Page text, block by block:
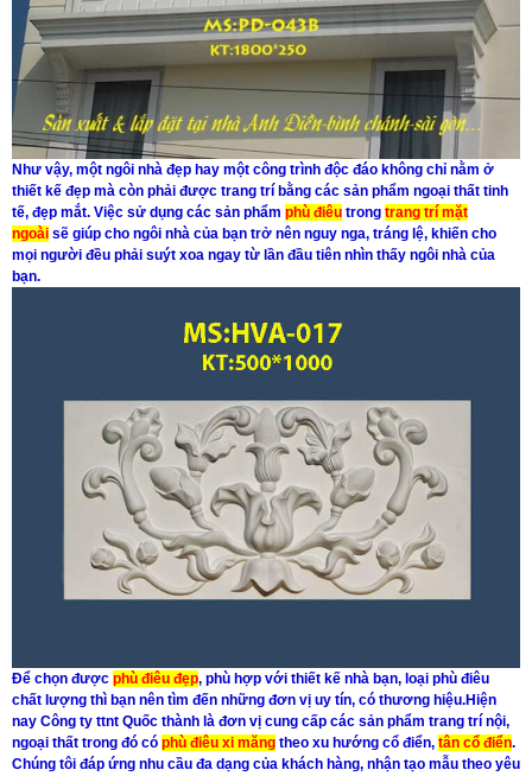
Như vậy, một ngôi nhà đẹp hay một công trình độc đáo không chỉ nằm ở
thiết kế đẹp mà còn phải được trang trí bằng các sản phẩm ngoại thất tinh
tế, đẹp mắt. Việc sử dụng các sản phẩm phù điêu trong trang trí mặt
ngoài sẽ giúp cho ngôi nhà của bạn trở nên nguy nga, tráng lệ, khiến cho
mọi người đều phải suýt xoa ngay từ lần đầu tiên nhìn thấy ngôi nhà của
bạn.
Để chọn được phù điêu đẹp, phù hợp với thiết kế nhà bạn, loại phù điêu
chất lượng thì bạn nên tìm đến những đơn vị uy tín, có thương hiệu.Hiện
nay Công ty ttnt Quốc thành là đơn vị cung cấp các sản phẩm trang trí nội,
ngoại thất trong đó có phù điêu xi măng theo xu hướng cổ điển, tân cổ điển.
Chúng tôi đáp ứng nhu cầu đa dạng của khách hàng, nhận tạo mẫu theo yêu